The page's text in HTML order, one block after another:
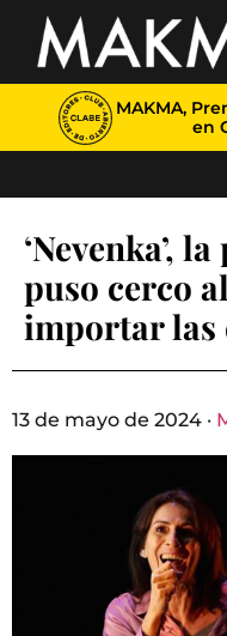
MAKMA,
en
‘Nevenka’,
puso cerco
importar las
13 de mayo de 2024 ·